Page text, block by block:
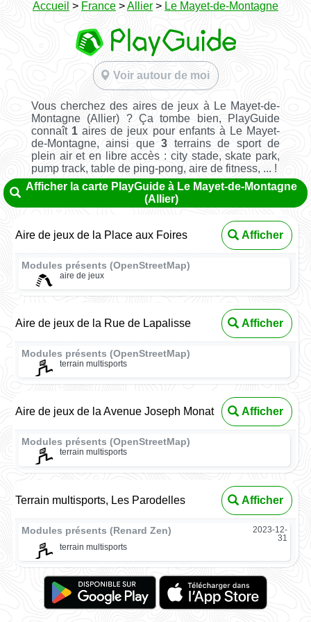
Accueil > France >Allier > Le Mayet-de-Montagne
Voir autour de moi
Vous cherchez des aires de jeux à Le Mayet-de-
Montagne (Allier) ? Ça tombe bien, PlayGuide
connaît 1aires de jeux pour enfants à Le Mayet-
de-Montagne, ainsi que3 terrains de sport de
plein air et en libre accès : city stade, skate park,
pump track, table de ping-pong, aire de fitness, ... !
Afficher la carte PlayGuide à Le Mayet-de-Montagne
(Allier)
Aire de jeux de la Place aux Foires Afficher
Modules présents (OpenStreetMap)
aire de jeux
Aire de jeux de la Rue de Lapalisse Afficher
Modules présents (OpenStreetMap)
terrain multisports
Aire de jeux de la Avenue Joseph Monat Afficher
Modules présents (OpenStreetMap)
terrain multisports
Terrain multisports, Les Parodelles Afficher
Modules présents (Renard Zen)
2023-12-
31
terrain multisports